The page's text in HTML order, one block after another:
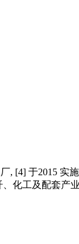
, [4] 于2015
化工及配套产